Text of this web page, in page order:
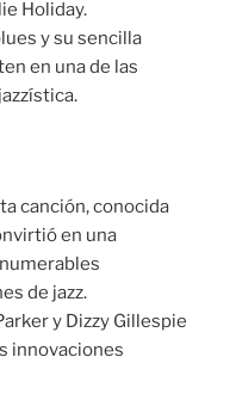
Holiday.
y su sencilla
en una de las
canción, conocida
en una
de jazz.
y Dizzy Gillespie
innovaciones